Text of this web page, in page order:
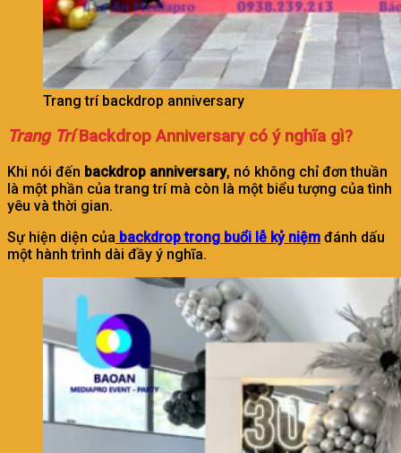
Trang trí backdrop anniversary
Trang TríBackdrop Anniversary có ý nghĩa gì?
Khi nói đến backdrop anniversary, nó không chỉ đơn thuần
là một phần của trang trí mà còn là một biểu tượng của tình
yêu và thời gian.
Sự hiện diện của backdrop trong buổi lễ kỷ niệm đánh dấu
một hành trình dài đầy ý nghĩa.